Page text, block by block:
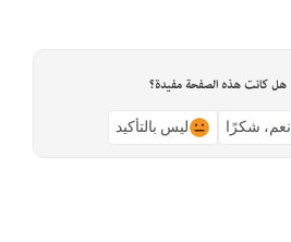
هل كانت هذه الصفحة مفيدة؟
نعم، شكرًا ليس بالتأكيد